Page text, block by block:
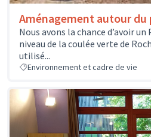
Aménagement autour du
Nous avons la chance d’avoir
niveau de la coulée verte de
utilisé...
Environnement et cadre de vie